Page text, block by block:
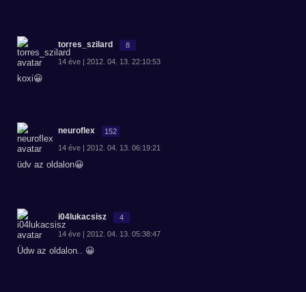
torres_szilard 8
14 éve | 2012. 04. 13. 22:10:53
koxi😀
neuroflex 152
14 éve | 2012. 04. 13. 06:19:21
üdv az oldalon😀
i04lukacsisz 4
14 éve | 2012. 04. 13. 05:38:47
Üdw az oldalon.. 😀